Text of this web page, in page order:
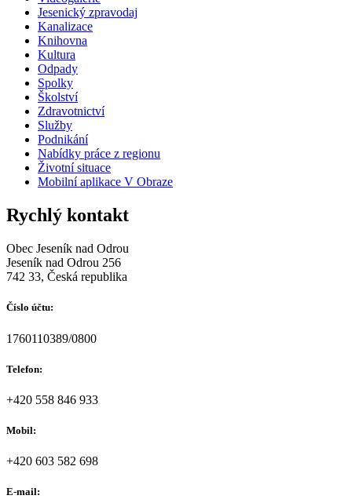
Jesenický zpravodaj
Kanalizace
Knihovna
Kultura
Odpady
Spolky
Školství
Zdravotnictví
Služby
Podnikání
Nabídky práce z regionu
Životní situace
Mobilní aplikace V Obraze
Rychlý kontakt
Obec Jeseník nad Odrou
Jeseník nad Odrou 256
742 33, Česká republika
Číslo účtu:
1760110389/0800
Telefon:
+420 558 846 933
Mobil:
+420 603 582 698
E-mail: